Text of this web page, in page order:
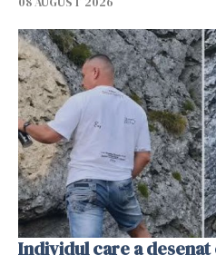
Individul care a desenat